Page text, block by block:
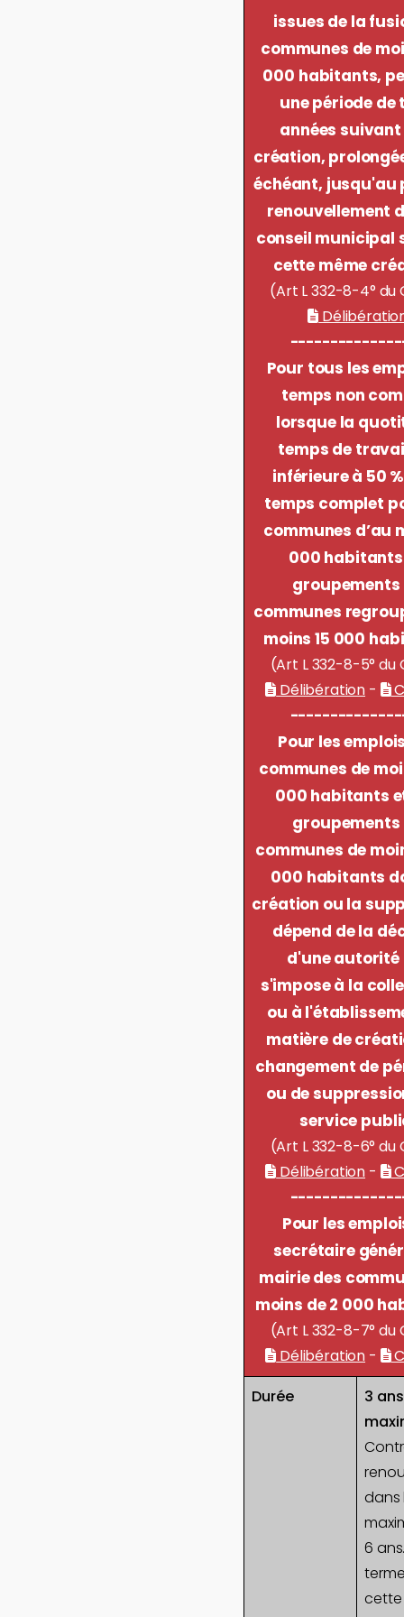
issues de la
communes de
000 habitants,
une période de
années
création,
échéant, jusqu'au
renouvellement
conseil municipal
cette même
(Art L 332-8-4° du
Pour tous les
temps non
lorsque la
temps de
inférieure à 50
temps complet
communes d’au
000
groupements
communes
moins 15 000
(Art L 332-8-5° du
Délibération -
Pour les
communes de
000 habitants
groupements
communes de
000 habitants
création ou la
dépend de la
d'une autorité
s'impose à la
ou à
matière de
changement de
ou de
service
(Art L 332-8-6° du
Délibération -
Pour les
secrétaire
mairie des
moins de 2 000
(Art L 332-8-7° du
Délibération -
Durée
3 ans
dans
6
cette